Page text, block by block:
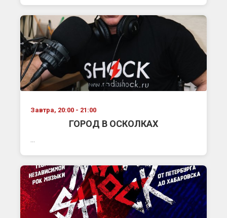
Завтра, 20:00 - 21:00
ГОРОД В ОСКОЛКАХ